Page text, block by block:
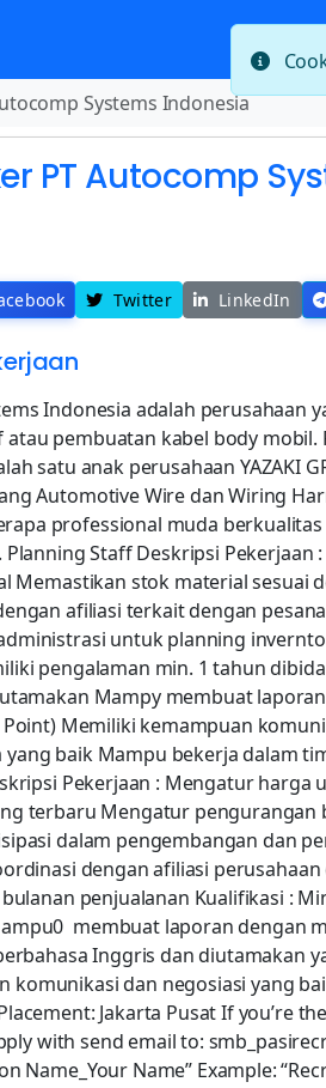
Systems Indonesia
PT Autocomp
Twitter LinkedIn
Indonesia adalah perusahaan
pembuatan kabel body mobil.
satu anak perusahaan YAZAKI
Automotive Wire dan Wiring
professional muda
Planning Staff Deskripsi
Memastikan stok material sesuai
afiliasi terkait dengan
untuk planning
pengalaman min. 1 tahun
Mampy membuat
Point) Memiliki kemampuan
baik Mampu bekerja dalam
Pekerjaan : Mengatur
terbaru Mengatur
dalam pengembangan dan
dengan afiliasi
penjualanan Kualifikasi :
membuat laporan dengan
Inggris dan diutamakan
komunikasi dan negosiasi yang
Jakarta Pusat If you’re
with send email to:
Name_Your Name” Example: